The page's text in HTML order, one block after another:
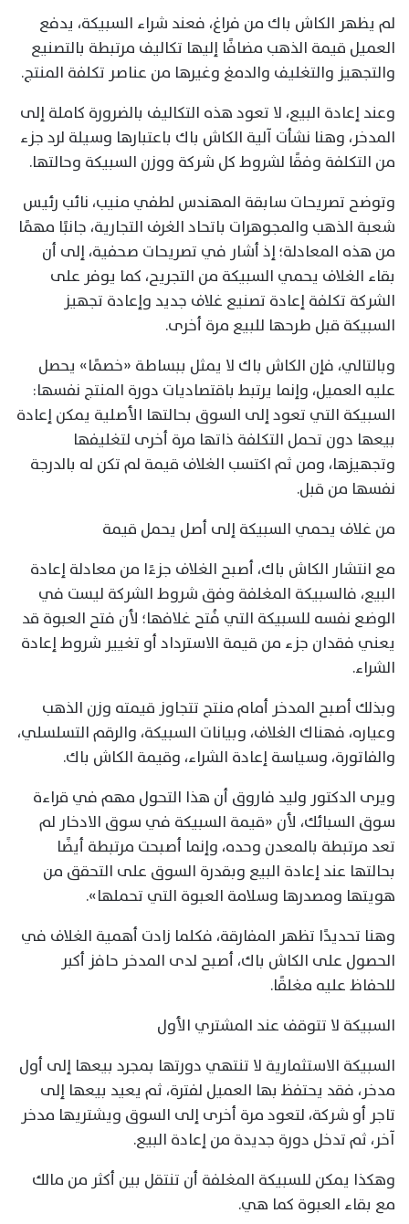
لم يظهر الكاش باك من فراغ، فعند شراء السبيكة، يدفع
العميل قيمة الذهب مضافًا إليها تكاليف مرتبطة بالتصنيع
والتجهيز والتغليف والدمغ وغيرها من عناصر تكلفة المنتج.
وعند إعادة البيع، لا تعود هذه التكاليف بالضرورة كاملة إلى
المدخر، وهنا نشأت آلية الكاش باك باعتبارها وسيلة لرد جزء
من التكلفة وفقًا لشروط كل شركة ووزن السبيكة وحالتها.
وتوضح تصريحات سابقة المهندس لطفي منيب، نائب رئيس
شعبة الذهب والمجوهرات باتحاد الغرف التجارية، جانبًا مهمًا
من هذه المعادلة؛ إذ أشار في تصريحات صحفية، إلى أن
بقاء الغلاف يحمي السبيكة من التجريح، كما يوفر على
الشركة تكلفة إعادة تصنيع غلاف جديد وإعادة تجهيز
السبيكة قبل طرحها للبيع مرة أخرى.
وبالتالي، فإن الكاش باك لا يمثل ببساطة «خصمًا» يحصل
عليه العميل، وإنما يرتبط باقتصاديات دورة المنتج نفسها:
السبيكة التي تعود إلى السوق بحالتها الأصلية يمكن إعادة
بيعها دون تحمل التكلفة ذاتها مرة أخرى لتغليفها
وتجهيزها، ومن ثم اكتسب الغلاف قيمة لم تكن له بالدرجة
نفسها من قبل.
من غلاف يحمي السبيكة إلى أصل يحمل قيمة
مع انتشار الكاش باك، أصبح الغلاف جزءًا من معادلة إعادة
البيع، فالسبيكة المغلفة وفق شروط الشركة ليست في
الوضع نفسه للسبيكة التي فُتح غلافها؛ لأن فتح العبوة قد
يعني فقدان جزء من قيمة الاسترداد أو تغيير شروط إعادة
الشراء.
وبذلك أصبح المدخر أمام منتج تتجاوز قيمته وزن الذهب
وعياره، فهناك الغلاف، وبيانات السبيكة، والرقم التسلسلي،
والفاتورة، وسياسة إعادة الشراء، وقيمة الكاش باك.
ويرى الدكتور وليد فاروق أن هذا التحول مهم في قراءة
سوق السبائك، لأن «قيمة السبيكة في سوق الادخار لم
تعد مرتبطة بالمعدن وحده، وإنما أصبحت مرتبطة أيضًا
بحالتها عند إعادة البيع وبقدرة السوق على التحقق من
هويتها ومصدرها وسلامة العبوة التي تحملها».
وهنا تحديدًا تظهر المفارقة، فكلما زادت أهمية الغلاف في
الحصول على الكاش باك، أصبح لدى المدخر حافز أكبر
للحفاظ عليه مغلقًا.
السبيكة لا تتوقف عند المشتري الأول
السبيكة الاستثمارية لا تنتهي دورتها بمجرد بيعها إلى أول
مدخر، فقد يحتفظ بها العميل لفترة، ثم يعيد بيعها إلى
تاجر أو شركة، لتعود مرة أخرى إلى السوق ويشتريها مدخر
آخر، ثم تدخل دورة جديدة من إعادة البيع.
وهكذا يمكن للسبيكة المغلفة أن تنتقل بين أكثر من مالك
مع بقاء العبوة كما هي.